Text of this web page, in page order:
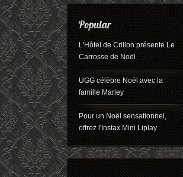
L'Hôtel de Crillon présente Le
Carrosse de Noël
UGG célèbre Noël avec la
famille Marley
Pour un Noël sensationnel,
offrez l'Instax Mini Liplay